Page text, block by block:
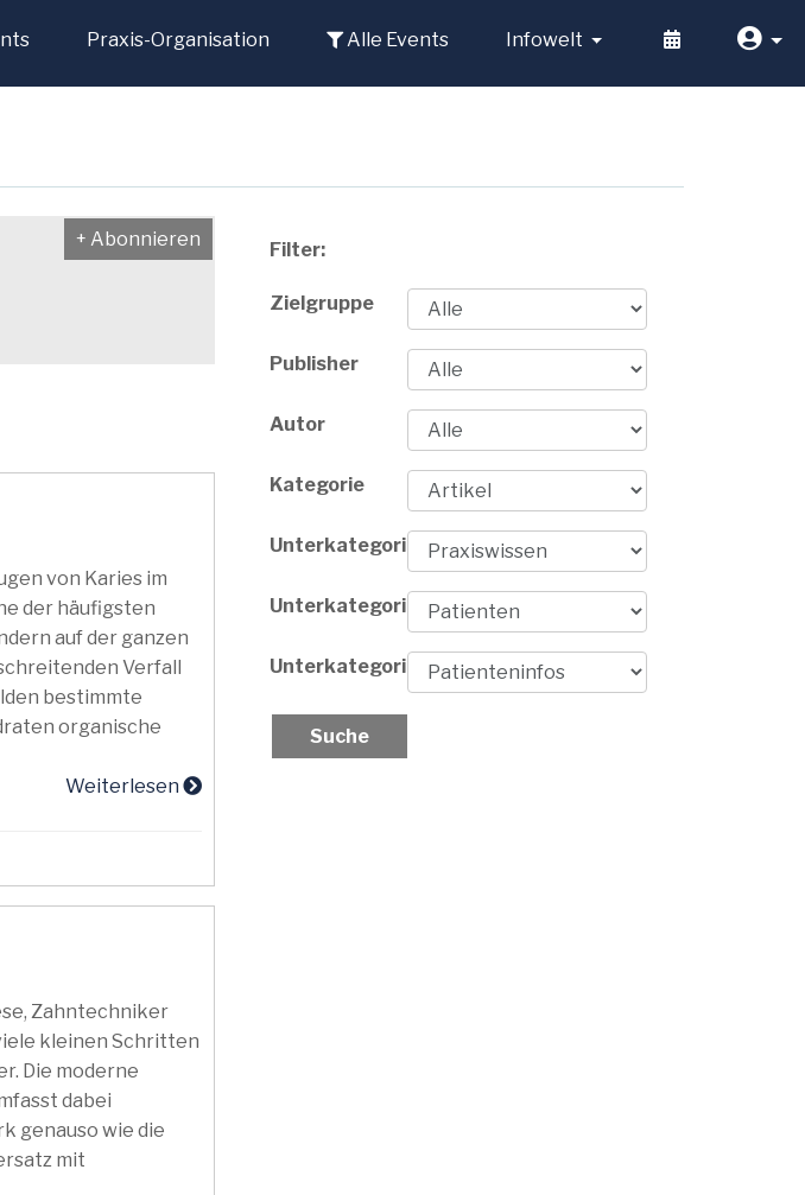
Praxis-Organisation Alle Events Infowelt
+ Abonnieren
von Karies im
der häufigsten
auf der ganzen
Verfall
bestimmte
organische
Weiterlesen
Zahntechniker
kleinen Schritten
Die moderne
dabei
genauso wie die
mit
Filter:
Zielgruppe
Publisher
Autor
Kategorie
Unterkategorie
Unterkategorie
Unterkategorie